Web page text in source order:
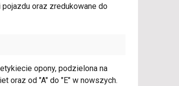
oraz zredukowane do
opony, podzielona na
oraz od "A" do "E" w nowszych.